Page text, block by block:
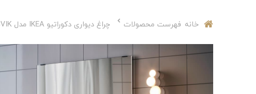
خانه فهرست محصولات چراغ دیواری دکوراتیو IKEA مدل SÖDERSVIK